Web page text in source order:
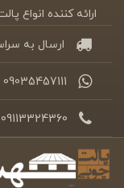
ارائه کننده انواع
ارسال به
09035457111
09113324360